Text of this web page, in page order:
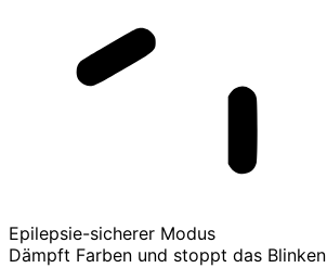
Epilepsie-sicherer Modus
Dämpft Farben und stoppt das Blinken